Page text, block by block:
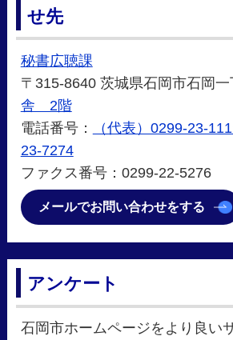
せ先
秘書広聴課
〒315-8640 茨城県石岡市石岡
舎 2階
電話番号：
（代表）0299-23-
23-7274
ファクス番号：0299-22-5276
メールでお問い合わせをする
アンケート
石岡市ホームページをより良い